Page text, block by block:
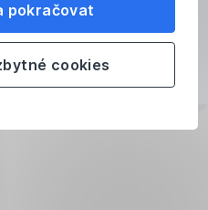
pokračovat
cookies